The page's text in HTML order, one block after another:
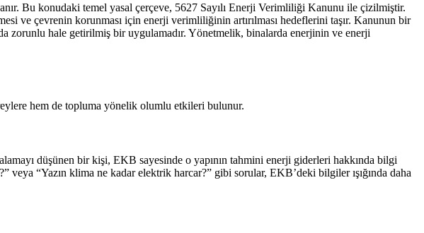
Bu konudaki temel yasal çerçeve, 5627 Sayılı Enerji Verimliliği Kanunu ile çizilmiştir.
ve çevrenin korunması için enerji verimliliğinin artırılması hedeflerini taşır. Kanunun bir
zorunlu hale getirilmiş bir uygulamadır. Yönetmelik, binalarda enerjinin ve enerji
hem de topluma yönelik olumlu etkileri bulunur.
düşünen bir kişi, EKB sayesinde o yapının tahmini enerji giderleri hakkında bilgi
veya “Yazın klima ne kadar elektrik harcar?” gibi sorular, EKB’deki bilgiler ışığında daha